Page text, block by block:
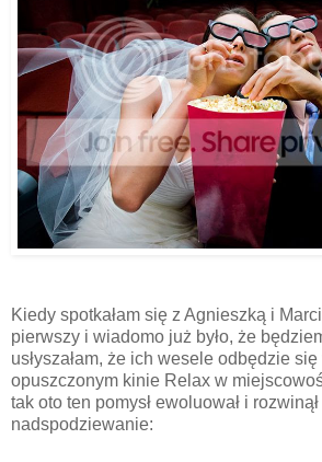
Kiedy spotkałam się z Agnieszką i
pierwszy i wiadomo już było, że
usłyszałam, że ich wesele odbędzie się
opuszczonym kinie Relax w
tak oto ten pomysł ewoluował i
nadspodziewanie: